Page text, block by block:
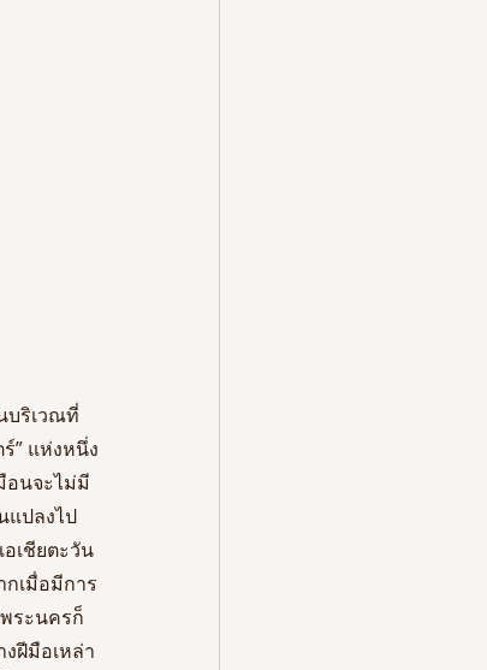
บริเวณที่
” แห่งหนึ่ง
อนจะไม่มี
แปลงไป
เชียตะวัน
กเมื่อมีการ
ระนครก็
ฝีมือเหล่า